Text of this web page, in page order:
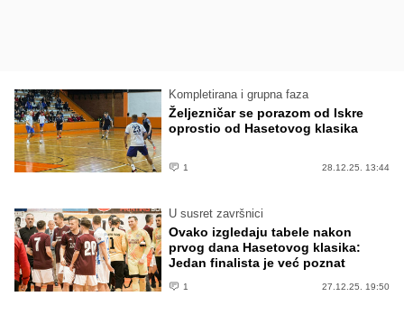
Kompletirana i grupna faza
Željezničar se porazom od Iskre
oprostio od Hasetovog klasika
1 28.12.25. 13:44
U susret završnici
Ovako izgledaju tabele nakon
prvog dana Hasetovog klasika:
Jedan finalista je već poznat
1 27.12.25. 19:50